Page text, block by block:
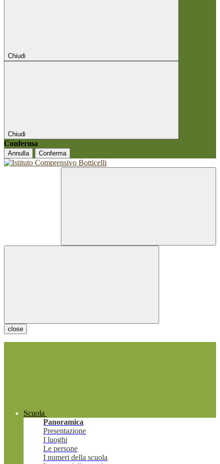
Chiudi
Chiudi
Conferma
Annulla Conferma
close
Scuola
Panoramica
Presentazione
I luoghi
Le persone
I numeri della scuola